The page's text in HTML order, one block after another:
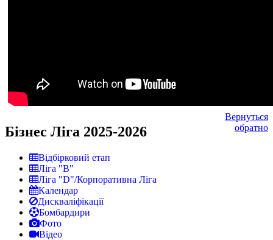
Вернуться
обратно
Бізнес Ліга 2025-2026
Відбірковий етап
Ліга "В"
Ліга "D"/Корпоративна Ліга
Календар
Дискваліфікації
Бомбардири
Фото
Відео